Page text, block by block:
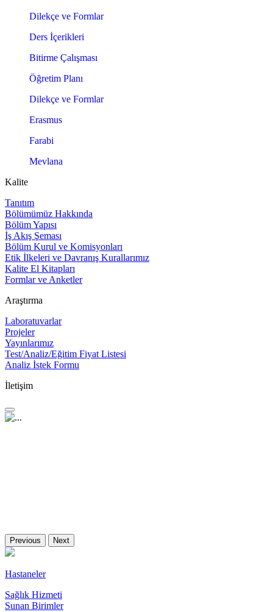
Dilekçe ve Formlar
Ders İçerikleri
Bitirme Çalışması
Öğretim Planı
Dilekçe ve Formlar
Erasmus
Farabi
Mevlana
Kalite
Tanıtım
Bölümümüz Hakkında
Bölüm Yapısı
İş Akış Şeması
Bölüm Kurul ve Komisyonları
Etik İlkeleri ve Davranış Kurallarımız
Kalite El Kitapları
Formlar ve Anketler
Araştırma
Laboratuvarlar
Projeler
Yayınlarımız
Test/Analiz/Eğitim Fiyat Listesi
Analiz İstek Formu
İletişim
Previous Next
Hastaneler
Sağlık Hizmeti
Sunan Birimler